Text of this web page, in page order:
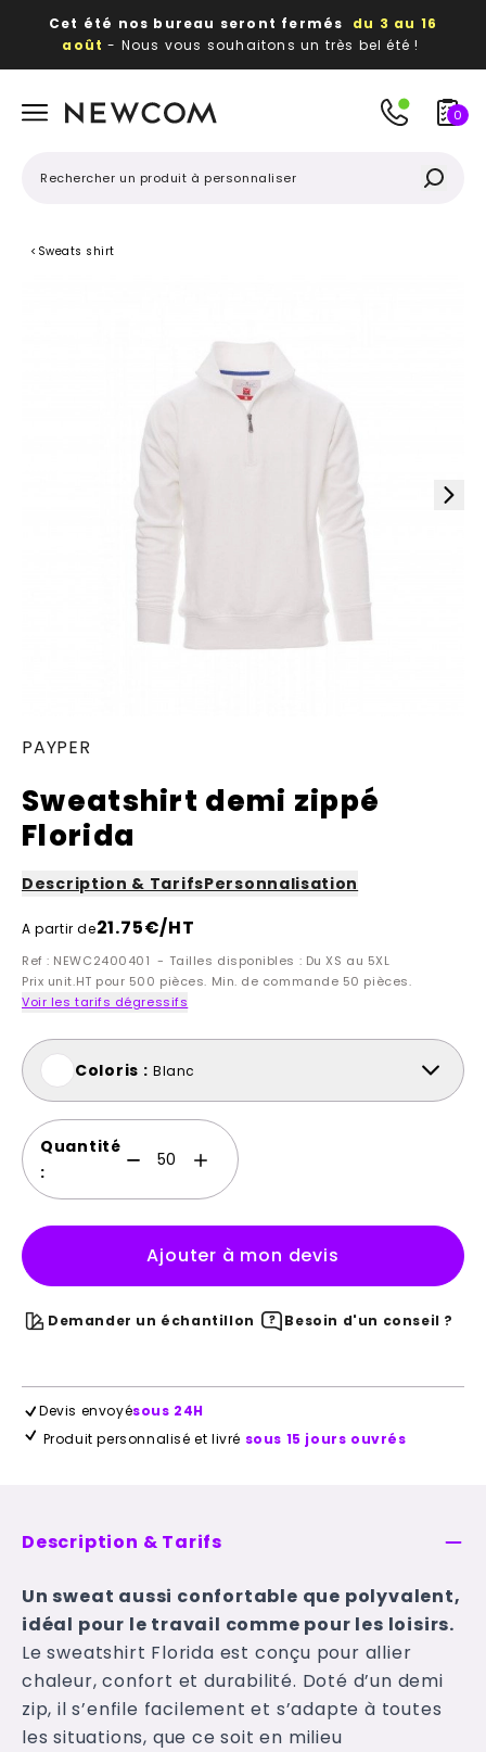
Cet été nos bureau seront fermés du 3 au 16
août - Nous vous souhaitons un très bel été !
publicitaires
0
< Sweats shirt
PAYPER
Sweatshirt demi zippé
Florida
Description & TarifsPersonnalisation
A partir de21.75€/HT
Ref : NEWC2400401 - Tailles disponibles : Du XS au 5XL
Prix unit.HT pour 500 pièces. Min. de commande 50 pièces.
Voir les tarifs dégressifs
Coloris : Blanc
Quantité
:
Ajouter à mon devis
Demander un échantillon Besoin d'un conseil ?
Devis envoyésous 24H
Produit personnalisé et livré sous 15 jours ouvrés
Description & Tarifs
Un sweat aussi confortable que polyvalent,
idéal pour le travail comme pour les loisirs.
Le sweatshirt Florida est conçu pour allier
chaleur, confort et durabilité. Doté d’un demi
zip, il s’enfile facilement et s’adapte à toutes
les situations, que ce soit en milieu